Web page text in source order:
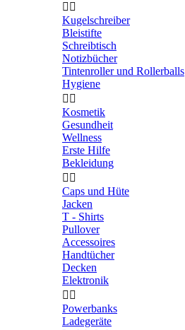
 
Kugelschreiber
Bleistifte
Schreibtisch
Notizbücher
Tintenroller und Rollerballs
Hygiene
 
Kosmetik
Gesundheit
Wellness
Erste Hilfe
Bekleidung
 
Caps und Hüte
Jacken
T - Shirts
Pullover
Accessoires
Handtücher
Decken
Elektronik
 
Powerbanks
Ladegeräte